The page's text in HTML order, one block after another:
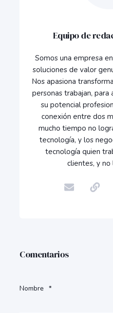
Equipo de
Somos una empresa
soluciones de valor
Nos apasiona
personas trabajan,
su potencial
conexión entre dos
mucho tiempo no
tecnología, y los
tecnología quien
clientes, y no
Comentarios
Nombre *